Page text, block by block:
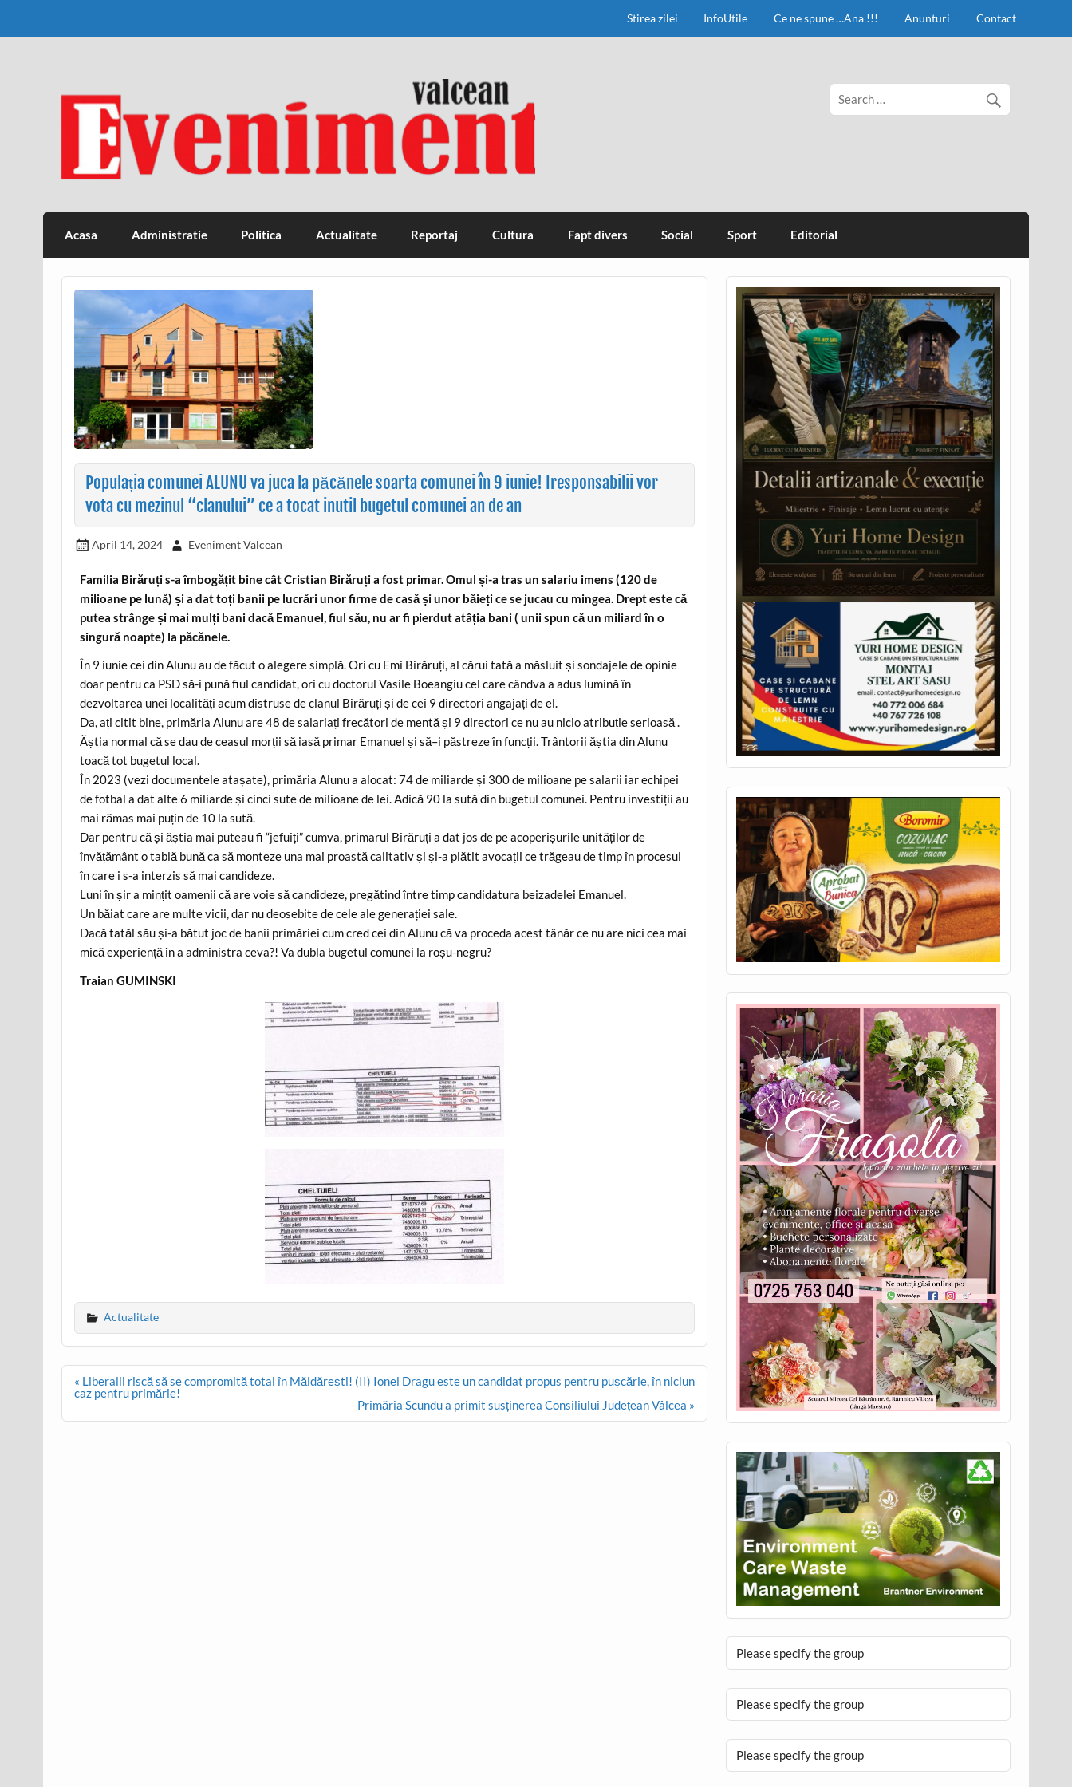
Stirea zilei InfoUtile Ce ne spune …Ana !!! Anunturi Contact
Eveniment Valcean
Acasa Administratie Politica Actualitate Reportaj Cultura Fapt divers Social Sport Editorial
Populația comunei ALUNU va juca la păcănele soarta comunei în 9 iunie! Iresponsabilii vor
vota cu mezinul “clanului” ce a tocat inutil bugetul comunei an de an
April 14, 2024 Eveniment Valcean
Familia Birăruți s-a îmbogățit bine cât Cristian Birăruți a fost primar. Omul și-a tras un salariu imens (120 de
milioane pe lună) și a dat toți banii pe lucrări unor firme de casă și unor băieți ce se jucau cu mingea. Drept este că
putea strânge și mai mulți bani dacă Emanuel, fiul său, nu ar fi pierdut atâția bani ( unii spun că un miliard în o
singură noapte) la păcănele.
În 9 iunie cei din Alunu au de făcut o alegere simplă. Ori cu Emi Birăruți, al cărui tată a măsluit și sondajele de opinie
doar pentru ca PSD să-i pună fiul candidat, ori cu doctorul Vasile Boeangiu cel care cândva a adus lumină în
dezvoltarea unei localități acum distruse de clanul Birăruți și de cei 9 directori angajați de el.
Da, ați citit bine, primăria Alunu are 48 de salariați frecători de mentă și 9 directori ce nu au nicio atribuție serioasă .
Ăștia normal că se dau de ceasul morții să iasă primar Emanuel și să–i păstreze în funcții. Trântorii ăștia din Alunu
toacă tot bugetul local.
În 2023 (vezi documentele atașate), primăria Alunu a alocat: 74 de miliarde și 300 de milioane pe salarii iar echipei
de fotbal a dat alte 6 miliarde și cinci sute de milioane de lei. Adică 90 la sută din bugetul comunei. Pentru investiții au
mai rămas mai puțin de 10 la sută.
Dar pentru că și ăștia mai puteau fi “jefuiți” cumva, primarul Birăruți a dat jos de pe acoperișurile unităților de
învățământ o tablă bună ca să monteze una mai proastă calitativ și și-a plătit avocații ce trăgeau de timp în procesul
în care i s-a interzis să mai candideze.
Luni în șir a mințit oamenii că are voie să candideze, pregătind între timp candidatura beizadelei Emanuel.
Un băiat care are multe vicii, dar nu deosebite de cele ale generației sale.
Dacă tatăl său și-a bătut joc de banii primăriei cum cred cei din Alunu că va proceda acest tânăr ce nu are nici cea mai
mică experiență în a administra ceva?! Va dubla bugetul comunei la roșu-negru?
Traian GUMINSKI
Actualitate
Post
navigation
« Liberalii riscă să se compromită total în Măldărești! (II) Ionel Dragu este un candidat propus pentru pușcărie, în niciun
caz pentru primărie!
Primăria Scundu a primit susținerea Consiliului Județean Vâlcea »
Please specify the group
Please specify the group
Please specify the group